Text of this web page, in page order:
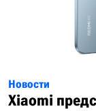
Новости
Xiaomi